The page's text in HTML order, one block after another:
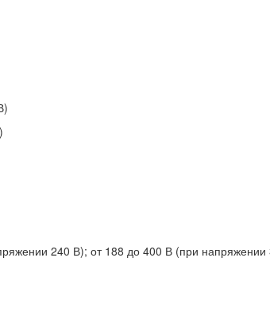
240 В); от 188 до 400 В (при напряжении